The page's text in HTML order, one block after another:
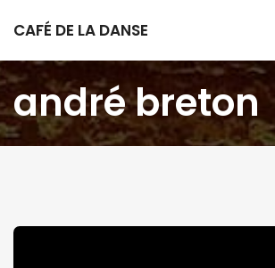
CAFÉ DE LA DANSE
andré breton